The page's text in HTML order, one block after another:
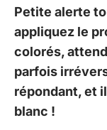
Petite alerte
appliquez le
colorés,
parfois
répondant, et
blanc !